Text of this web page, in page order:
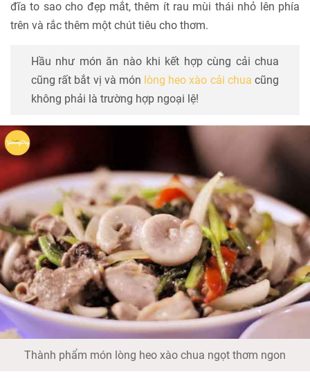
đĩa to sao cho đẹp mắt, thêm ít rau mùi thái nhỏ lên phía
trên và rắc thêm một chút tiêu cho thơm.
Hầu như món ăn nào khi kết hợp cùng cải chua
cũng rất bắt vị và món lòng heo xào cải chua cũng
không phải là trường hợp ngoại lệ!
Thành phẩm món lòng heo xào chua ngọt thơm ngon